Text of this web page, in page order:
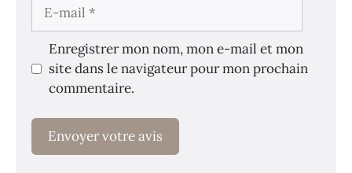
mail
Enregistrer mon nom, mon e-mail et mon
site dans le navigateur pour mon prochain
commentaire.